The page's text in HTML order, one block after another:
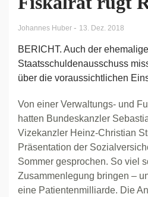
Johannes Huber - 13. Dez. 2018
BERICHT. Auch der ehemalige
Staatsschuldenausschuss
über die voraussichtlichen
Von einer Verwaltungs- und
hatten Bundeskanzler
Vizekanzler Heinz-Christian
Präsentation der
Sommer gesprochen. So viel
Zusammenlegung bringen –
eine Patientenmilliarde. Die